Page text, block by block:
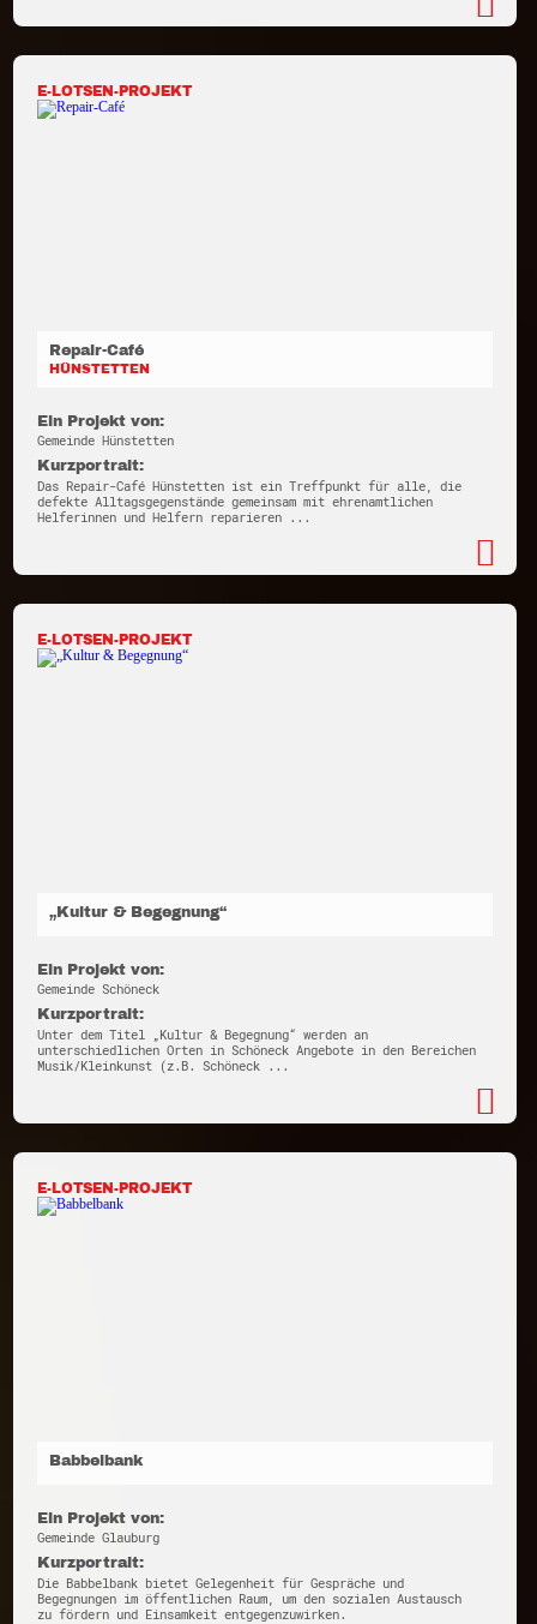
E-LOTSEN-PROJEKT
Repair-Café
HÜNSTETTEN
Ein Projekt von:
Gemeinde Hünstetten
Kurzportrait:
Das Repair-Café Hünstetten ist ein Treffpunkt für alle, die
defekte Alltagsgegenstände gemeinsam mit ehrenamtlichen
Helferinnen und Helfern reparieren ...
E-LOTSEN-PROJEKT
„Kultur & Begegnung“
Ein Projekt von:
Gemeinde Schöneck
Kurzportrait:
Unter dem Titel „Kultur & Begegnung“ werden an
unterschiedlichen Orten in Schöneck Angebote in den Bereichen
Musik/Kleinkunst (z.B. Schöneck ...
E-LOTSEN-PROJEKT
Babbelbank
Ein Projekt von:
Gemeinde Glauburg
Kurzportrait:
Die Babbelbank bietet Gelegenheit für Gespräche und
Begegnungen im öffentlichen Raum, um den sozialen Austausch
zu fördern und Einsamkeit entgegenzuwirken.